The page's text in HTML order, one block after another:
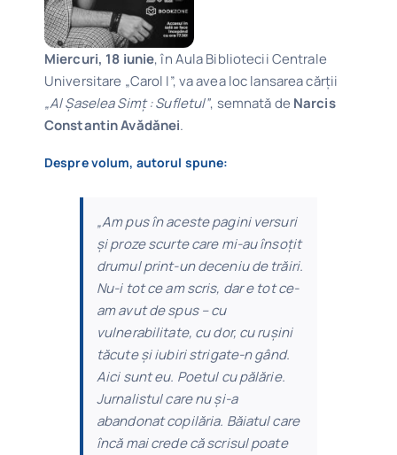
Miercuri, 18 iunie, în Aula Bibliotecii Centrale
Universitare „Carol I”, va avea loc lansarea cărții
„Al Șaselea Simț : Sufletul”, semnată de Narcis
Constantin Avădănei.
Despre volum, autorul spune:
„Am pus în aceste pagini versuri
și proze scurte care mi-au însoțit
drumul print-un deceniu de trăiri.
Nu-i tot ce am scris, dar e tot ce-
am avut de spus – cu
vulnerabilitate, cu dor, cu rușini
tăcute și iubiri strigate-n gând.
Aici sunt eu. Poetul cu pălărie.
Jurnalistul care nu și-a
abandonat copilăria. Băiatul care
încă mai crede că scrisul poate